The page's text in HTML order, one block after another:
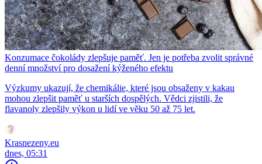
Konzumace čokolády zlepšuje paměť. Jen je potřeba zvolit správné
denní množství pro dosažení kýženého efektu
Výzkumy ukazují, že chemikálie, které jsou obsaženy v kakau
mohou zlepšit paměť u starších dospělých. Vědci zjistili, že
flavanoly zlepšily výkon u lidí ve věku 50 až 75 let.
Krasnezeny.eu
dnes, 05:31